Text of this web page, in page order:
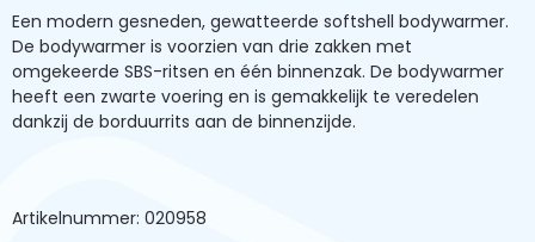
Een modern gesneden, gewatteerde softshell bodywarmer.
De bodywarmer is voorzien van drie zakken met
omgekeerde SBS-ritsen en één binnenzak. De bodywarmer
heeft een zwarte voering en is gemakkelijk te veredelen
dankzij de borduurrits aan de binnenzijde.
Artikelnummer: 020958